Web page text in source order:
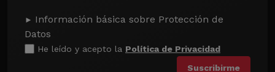
Información básica sobre Protección de
Datos
He leído y acepto la Política de Privacidad